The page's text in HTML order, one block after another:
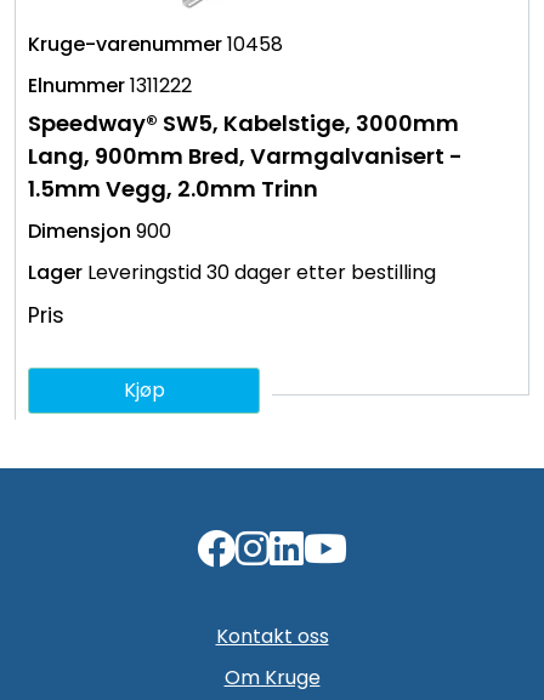
10458
1311222
Speedway® SW5, Kabelstige, 3000mm
Lang, 900mm Bred, Varmgalvanisert -
1.5mm Vegg, 2.0mm Trinn
900
Leveringstid 30 dager etter bestilling
Pris
Kjøp
Kontakt oss
Om Kruge